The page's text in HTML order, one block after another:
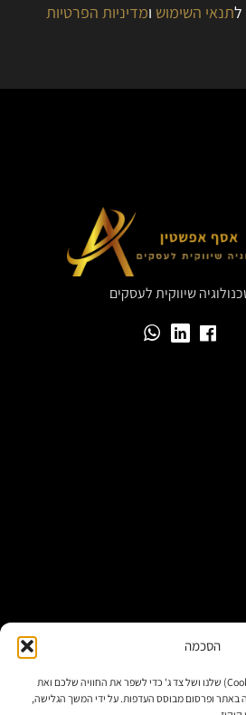
הסכמה
אנחנו משתמשים בקבצי עוגיות (Cookies) שלנו ושל צד ג' כדי לשפר את החוויה שלכם ואת
באתר ופרסום מבוסס העדפות. על ידי המשך הגלישה,
לתנאי השימוש ומדיניות הפרטיות
שיווקית לעסקים
חכמות